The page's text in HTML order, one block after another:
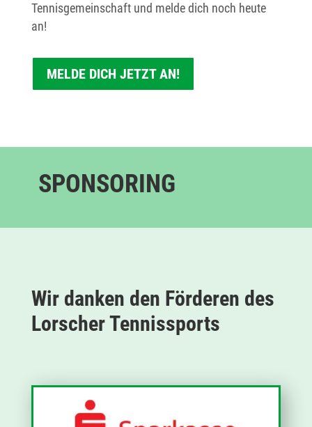
Tennisgemeinschaft und melde dich noch heute
an!
MELDE DICH JETZT AN!
SPONSORING
Wir danken den Förderen des
Lorscher Tennissports